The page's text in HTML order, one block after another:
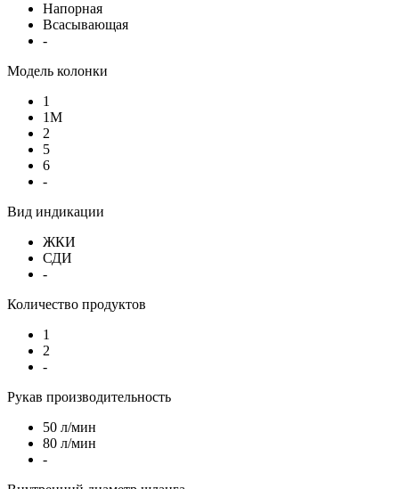
Напорная
Всасывающая
-
Модель колонки
1
1М
2
5
6
-
Вид индикации
ЖКИ
СДИ
-
Количество продуктов
1
2
-
Рукав производительность
50 л/мин
80 л/мин
-